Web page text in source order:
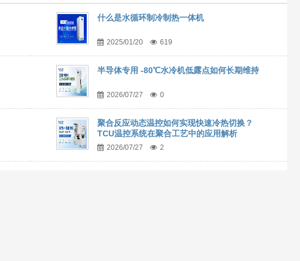
什么是水循环制冷制热一体机
2025/01/20 619
半导体专用 -80℃水冷机低露点如何长期维持
2026/07/27 0
聚合反应动态温控如何实现快速冷热切换？
TCU温控系统在聚合工艺中的应用解析
2026/07/27 2